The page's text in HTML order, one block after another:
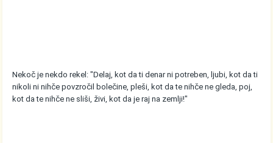
Nekoč je nekdo rekel: "Delaj, kot da ti denar ni potreben, ljubi, kot da ti
nikoli ni nihče povzročil bolečine, pleši, kot da te nihče ne gleda, poj,
kot da te nihče ne sliši, živi, kot da je raj na zemlji!"